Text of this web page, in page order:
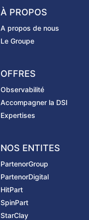
À PROPOS
A propos de nous
Le Groupe
OFFRES
Observabilité
Accompagner la DSI
Expertises
NOS ENTITES
PartenorGroup
PartenorDigital
HitPart
SpinPart
StarClay